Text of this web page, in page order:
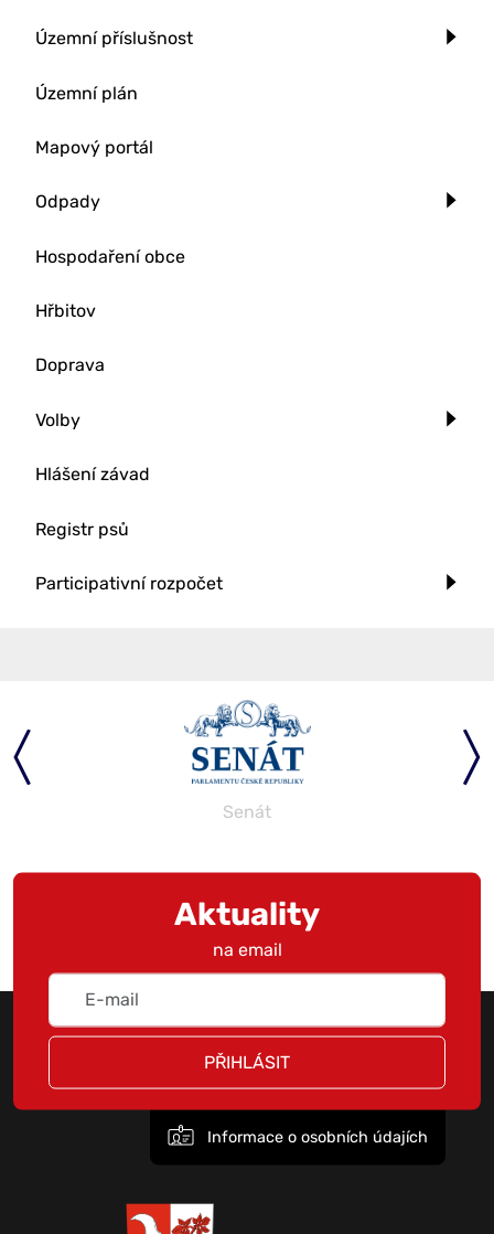
Územní příslušnost
Územní plán
Mapový portál
Odpady
Hospodaření obce
Hřbitov
Doprava
Volby
Hlášení závad
Registr psů
Participativní rozpočet
Senát
Aktuality
na email
PŘIHLÁSIT
Informace o osobních údajích